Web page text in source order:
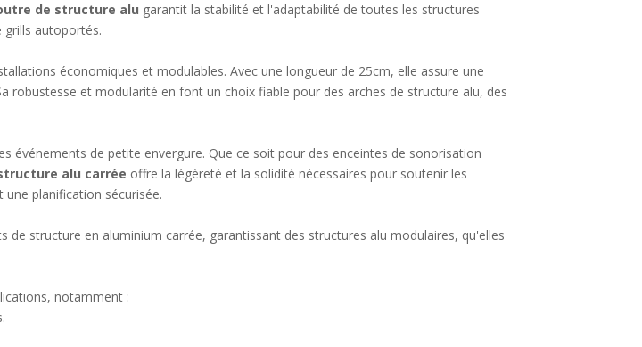
de structure alu garantit la stabilité et l'adaptabilité de toutes les structures
grills autoportés.
économiques et modulables. Avec une longueur de 25cm, elle assure une
robustesse et modularité en font un choix fiable pour des arches de structure alu, des
événements de petite envergure. Que ce soit pour des enceintes de sonorisation
alu carrée offre la légèreté et la solidité nécessaires pour soutenir les
planification sécurisée.
structure en aluminium carrée, garantissant des structures alu modulaires, qu'elles
notamment :